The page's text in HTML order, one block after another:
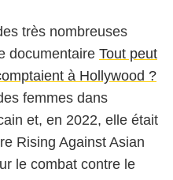
très nombreuses
documentaire Tout peut
à Hollywood ?
femmes dans
et, en 2022, elle était
Rising Against Asian
le combat contre le